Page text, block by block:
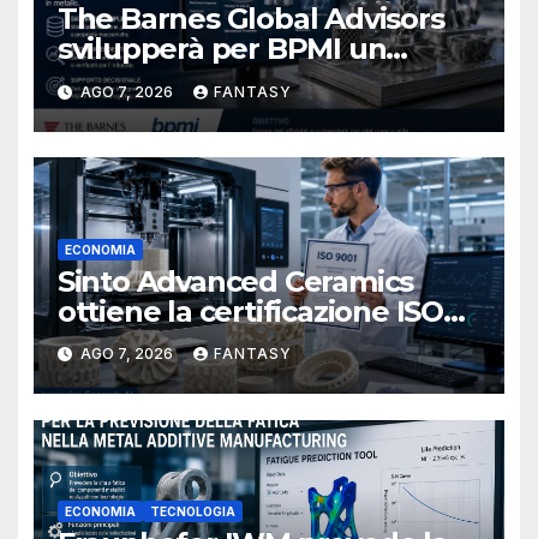
The Barnes Global Advisors
svilupperà per BPMI un
database per la stampa 3D
metallica destinata alla filiera
navale statunitense
AGO 7, 2026 FANTASY
ECONOMIA
Sinto Advanced Ceramics
ottiene la certificazione ISO
9001 per la stampa 3D di
ceramiche tecniche
AGO 7, 2026 FANTASY
ECONOMIA TECNOLOGIA